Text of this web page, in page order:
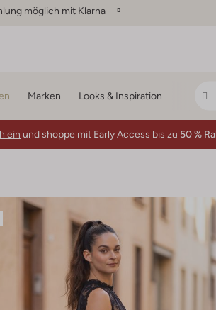
möglich mit Klarna
Marken Looks & Inspiration
ein und shoppe mit Early Access bis zu 50 %